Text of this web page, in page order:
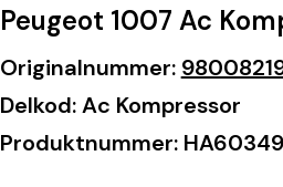
Peugeot 1007 Ac
Originalnummer:
Delkod: Ac Kompressor
Produktnummer: